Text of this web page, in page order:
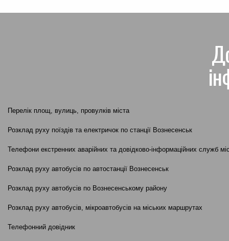
Перелік площ, вулиць, провулків міста
Розклад руху поїздів та електричок по станції Вознесенськ
Телефони екстренних аварійних та довідково-інформаційних служб
Розклад руху автобусів по автостанції Вознесенськ
Розклад руху автобусів по Вознесенському району
Розклад руху автобусів, мікроавтобусів на міських маршрутах
Телефонний довідник